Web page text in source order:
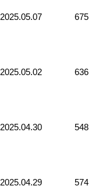
2025.05.07 675
2025.05.02 636
2025.04.30 548
2025.04.29 574